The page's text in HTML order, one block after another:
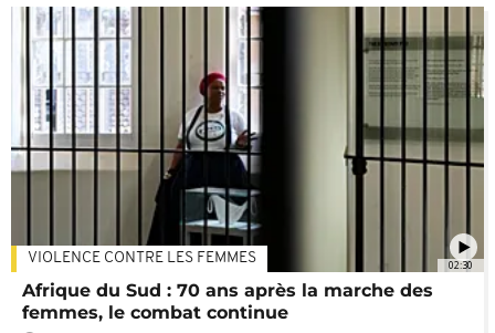
02:30
VIOLENCE CONTRE LES FEMMES
Afrique du Sud : 70 ans après la marche des
femmes, le combat continue